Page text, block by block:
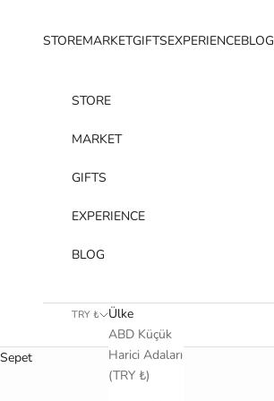
STOREMARKETGIFTSEXPERIENCEBLOG
STORE
MARKET
GIFTS
EXPERIENCE
BLOG
TRY ₺
Ülke
ABD Küçük
Harici Adaları
(TRY ₺)
Sepet